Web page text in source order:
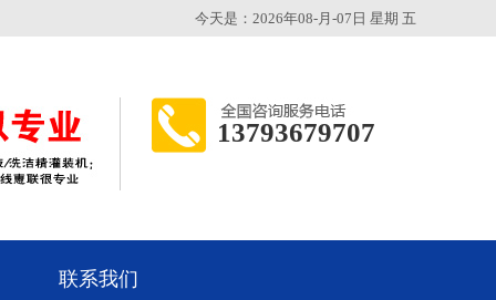
今天是：2026年08-月-07日 星期 五
13793679707
联系我们